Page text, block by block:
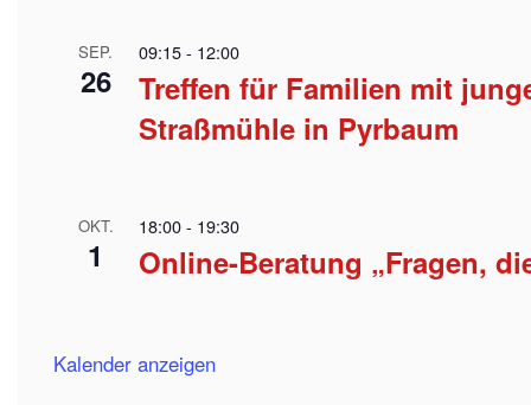
SEP.
26
09:15- 12:00
Treffen für Familien mit
Straßmühle in Pyrbaum
OKT.
1
18:00- 19:30
Online-Beratung „Fragen,
Kalender anzeigen